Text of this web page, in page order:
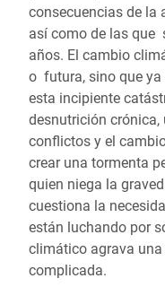
consecuencias de la
así como de las que
años. El cambio
o futura, sino que ya
esta incipiente
desnutrición crónica,
conflictos y el
crear una tormenta
quien niega la
cuestiona la
están luchando por
climático agrava
complicada.